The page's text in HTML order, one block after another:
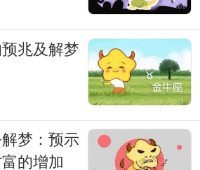
兆及解梦
梦：预示
的增加